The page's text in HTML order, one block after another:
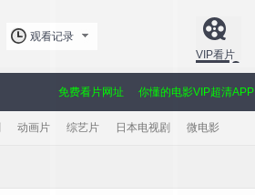
观看记录
VIP看片
你懂的电影VIP超清APP
免费看片网址
动画片 综艺片 日本电视剧 微电影